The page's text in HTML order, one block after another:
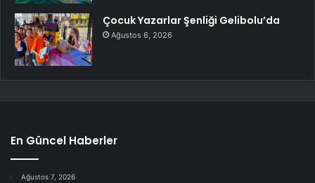
Çocuk Yazarlar Şenliği Gelibolu’da
Ağustos 6, 2026
En Güncel Haberler
Ağustos 7, 2026